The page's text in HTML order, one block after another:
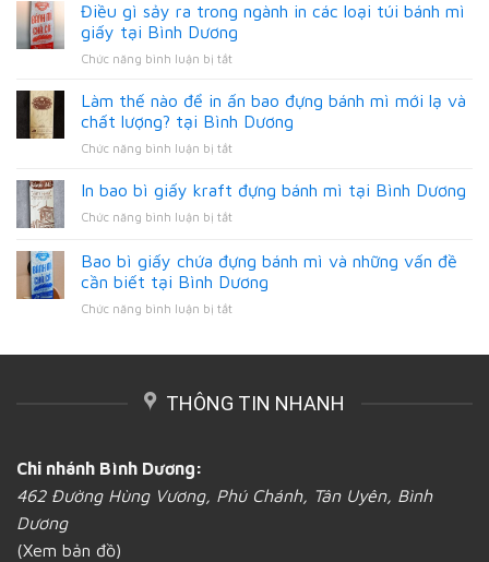
in
ấn
túi
bánh
mì
uy
Điều gì sảy ra trong ngành in các loại túi bánh mì
giấy tại Bình Dương
Chức năng bình luận bị tắtở
gì
sảy
ra
trong
in
loại
bánh
mì
tại
Dương
Làm thế nào để in ấn bao đựng bánh mì mới lạ và
chất lượng? tại Bình Dương
Chức năng bình luận bị tắtở
thế
nào
để
ấn
bao
bánh
chất
In bao bì giấy kraft đựng bánh mì tại Bình Dương
Chức năng bình luận bị tắtở
bì
giấy
kraft
Bình
Bao bì giấy chứa đựng bánh mì và những vấn đề
cần biết tại Bình Dương
Chức năng bình luận bị tắtở
đựng
vấn
THÔNG TIN NHANH
Chi nhánh Bình Dương:
462 Đường Hùng Vương, Phú Chánh, Tân Uyên, Bình
Dương
(Xem bản đồ)